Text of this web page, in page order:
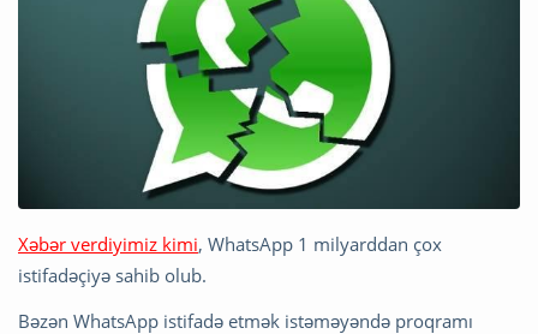
Xəbər verdiyimiz kimi, WhatsApp 1 milyarddan çox
istifadəçiyə sahib olub.
Bəzən WhatsApp istifadə etmək istəməyəndə proqramı